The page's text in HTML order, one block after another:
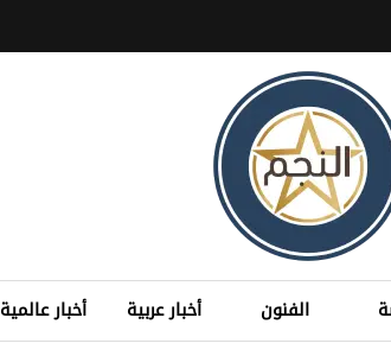
الفنون أخبار عربية أخبار عالمية